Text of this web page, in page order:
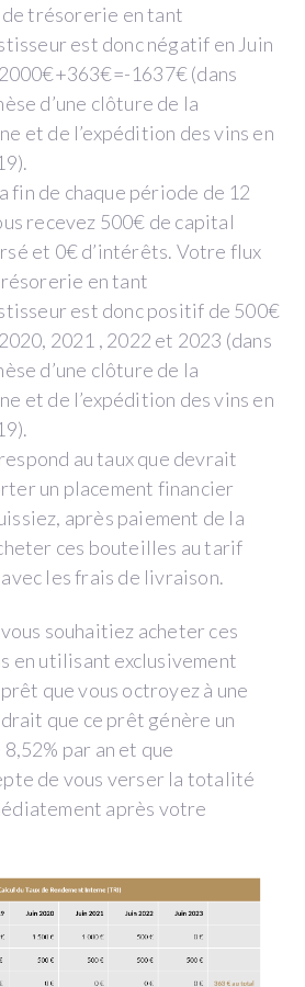
trésorerie en tant
est donc négatif en Juin
1637€ (dans
d’une clôture de la
et de l’expédition des vins en
fin de chaque période de 12
recevez 500€ de capital
et 0€ d’intérêts. Votre flux
en tant
est donc positif de 500€
2021 , 2022 et 2023 (dans
d’une clôture de la
et de l’expédition des vins en
au taux que devrait
un placement financier
après paiement de la
ces bouteilles au tarif
les frais de livraison.
souhaitiez acheter ces
en utilisant exclusivement
que vous octroyez à une
que ce prêt génère un
par an et que
de vous verser la totalité
après votre